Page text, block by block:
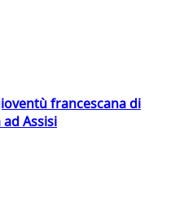
francescana di
Assisi